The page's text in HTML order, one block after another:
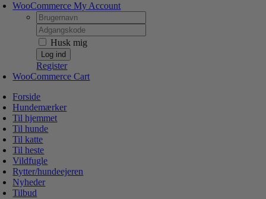
WooCommerce My Account
Username:
Password:
Husk mig
Register
WooCommerce Cart
Forside
Hundemærker
Til hjemmet
Til hunde
Til katte
Til heste
Vildfugle
Rytter/hundeejeren
Nyheder
Tilbud